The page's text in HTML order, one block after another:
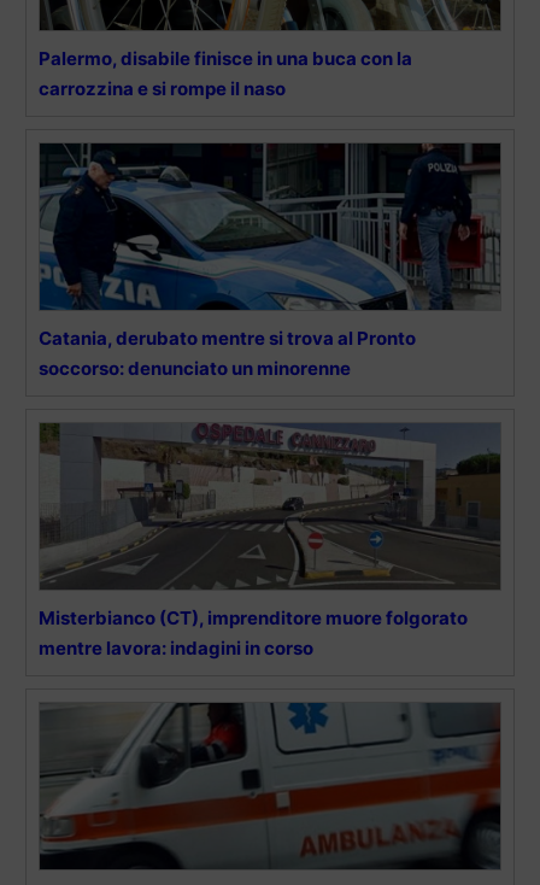
Palermo, disabile finisce in una buca con la
carrozzina e si rompe il naso
Catania, derubato mentre si trova al Pronto
soccorso: denunciato un minorenne
Misterbianco (CT), imprenditore muore folgorato
mentre lavora: indagini in corso